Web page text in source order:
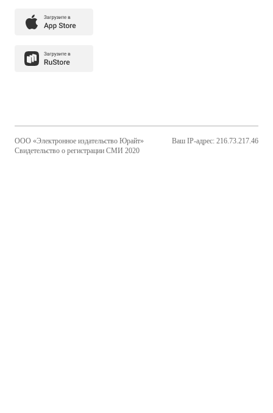
ООО «Электронное издательство Юрайт»
Свидетельство о регистрации СМИ 2020
Ваш IP-адрес: 216.73.217.46